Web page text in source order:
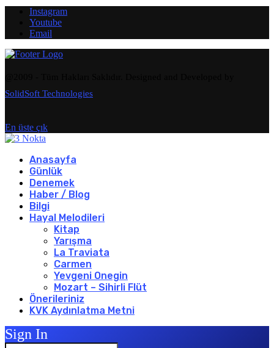
Instagram
Youtube
Email
SolidSoft Technologies
En üste çık
Anasayfa
Günlük
Denemek
Haber / Blog
Bilgi
Hayal Melodileri
Kitap
Yarışma
La Traviata
Carmen
Yevgeni Onegin
Mozart – Sihirli Flüt
Önerileriniz
KVK Aydınlatma Metni
Sign In